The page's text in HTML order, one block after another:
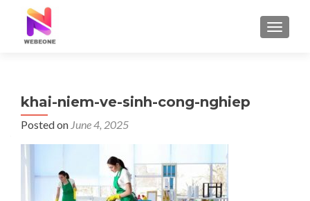
khai-niem-ve-sinh-cong-nghiep
Posted on June 4, 2025